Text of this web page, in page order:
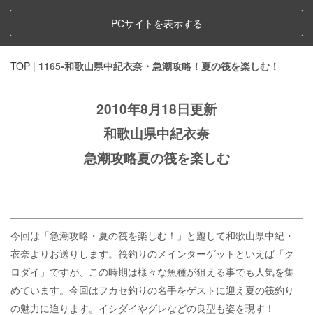
PCサイトを表示する
TOP | 1165-和歌山県中紀衣奈・急潮攻略！夏の筏を楽しむ！
2010年8月18日更新
和歌山県中紀衣奈
急潮攻略夏の筏を楽しむ
今回は「急潮攻略・夏の筏を楽しむ！」と題して和歌山県中紀・
衣奈よりお送りします。筏釣りのメインターゲットといえば「ク
ロダイ」ですが、この時期は様々な魚種が狙える事でも人気を集
めています。今回はフカセ釣りの名手をゲストに迎え夏の筏釣り
の魅力に迫ります。イシダイやグレなどの良型も姿を現す！